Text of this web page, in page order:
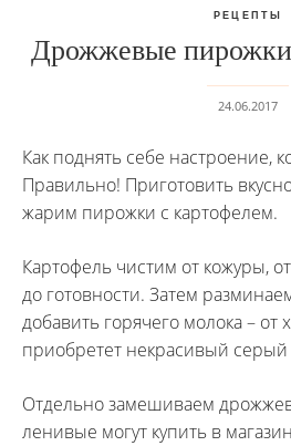
РЕЦЕПТЫ
Дрожжевые
24.06.2017
Как поднять себе настроение,
Правильно! Приготовить
жарим пирожки с картофелем.
Картофель чистим от кожуры,
до готовности. Затем
добавить горячего молока – от
приобретет некрасивый серый
Отдельно замешиваем
ленивые могут купить в